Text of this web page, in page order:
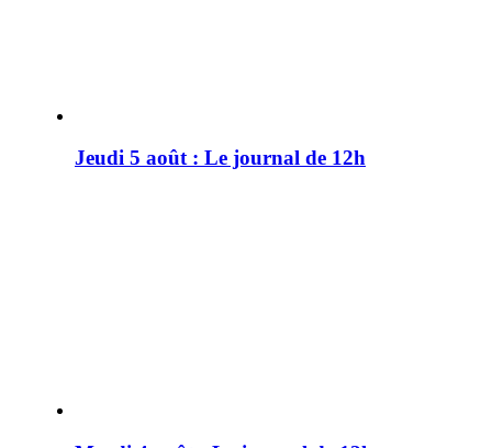
Jeudi 5 août : Le journal de 12h